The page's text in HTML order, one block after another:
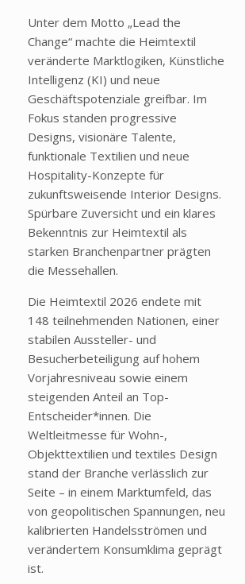
Unter dem Motto „Lead the
Change“ machte die Heimtextil
veränderte Marktlogiken, Künstliche
Intelligenz (KI) und neue
Geschäftspotenziale greifbar. Im
Fokus standen progressive
Designs, visionäre Talente,
funktionale Textilien und neue
Hospitality-Konzepte für
zukunftsweisende Interior Designs.
Spürbare Zuversicht und ein klares
Bekenntnis zur Heimtextil als
starken Branchenpartner prägten
die Messehallen.
Die Heimtextil 2026 endete mit
148 teilnehmenden Nationen, einer
stabilen Aussteller- und
Besucherbeteiligung auf hohem
Vorjahresniveau sowie einem
steigenden Anteil an Top-
Entscheider*innen. Die
Weltleitmesse für Wohn-,
Objekttextilien und textiles Design
stand der Branche verlässlich zur
Seite – in einem Marktumfeld, das
von geopolitischen Spannungen, neu
kalibrierten Handelsströmen und
verändertem Konsumklima geprägt
ist.